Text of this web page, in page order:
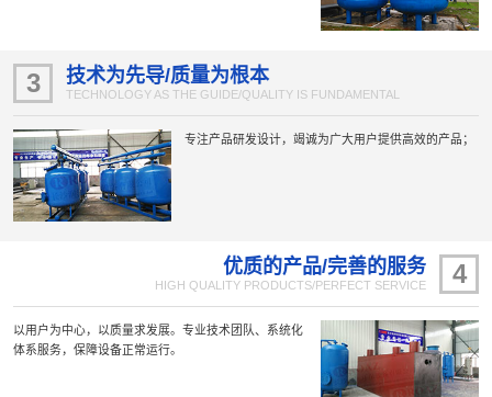
3 技术为先导/质量为根本
TECHNOLOGY AS THE GUIDE/QUALITY IS FUNDAMENTAL
专注产品研发设计，竭诚为广大用户提供高效的产品；
4
优质的产品/完善的服务
HIGH QUALITY PRODUCTS/PERFECT SERVICE
以用户为中心，以质量求发展。专业技术团队、系统化
体系服务，保障设备正常运行。